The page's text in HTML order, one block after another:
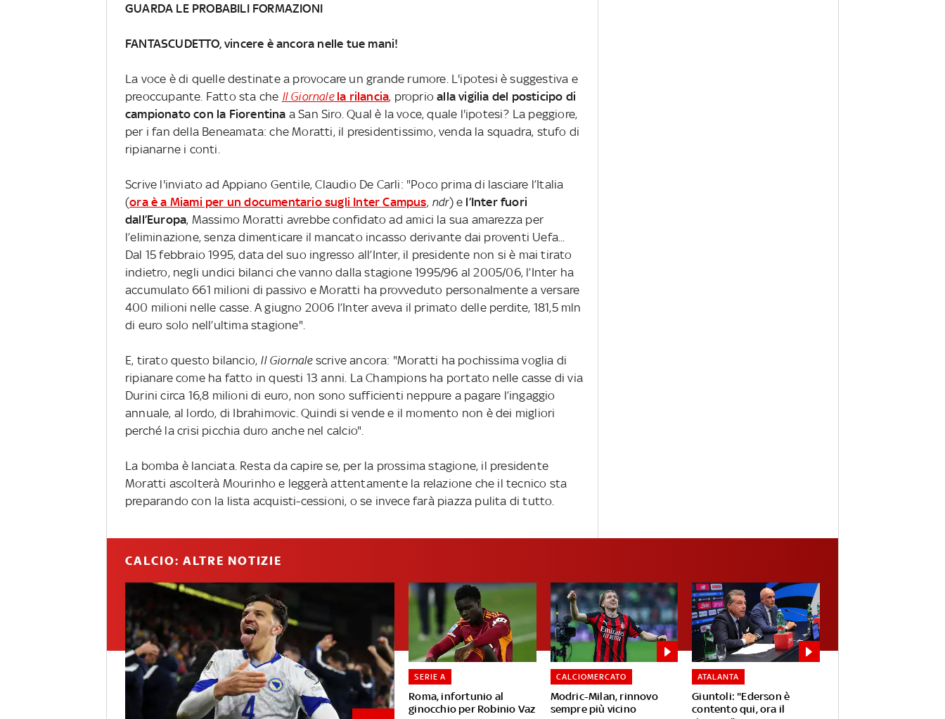
GUARDA LE PROBABILI FORMAZIONI
FANTASCUDETTO, vincere è ancora nelle tue mani!
La voce è di quelle destinate a provocare un grande rumore. L'ipotesi è suggestiva e
preoccupante. Fatto sta che Il Giornalela rilancia, proprioalla vigilia del posticipo di
campionato con la Fiorentina a San Siro. Qual è la voce, quale l'ipotesi? La peggiore,
per i fan della Beneamata: che Moratti, il presidentissimo, venda la squadra, stufo di
ripianarne i conti.
Scrive l'inviato ad Appiano Gentile, Claudio De Carli: "Poco prima di lasciare l’Italia
(ora è a Miami per un documentario sugli Inter Campus, ndr) e l’Inter fuori
dall’Europa, Massimo Moratti avrebbe confidato ad amici la sua amarezza per
l’eliminazione, senza dimenticare il mancato incasso derivante dai proventi Uefa...
Dal 15 febbraio 1995, data del suo ingresso all’Inter, il presidente non si è mai tirato
indietro, negli undici bilanci che vanno dalla stagione 1995/96 al 2005/06, l’Inter ha
accumulato 661 milioni di passivo e Moratti ha provveduto personalmente a versare
400 milioni nelle casse. A giugno 2006 l’Inter aveva il primato delle perdite, 181,5 mln
di euro solo nell’ultima stagione".
E, tirato questo bilancio, Il Giornalescrive ancora: "Moratti ha pochissima voglia di
ripianare come ha fatto in questi 13 anni. La Champions ha portato nelle casse di via
Durini circa 16,8 milioni di euro, non sono sufficienti neppure a pagare l’ingaggio
annuale, al lordo, di Ibrahimovic. Quindi si vende e il momento non è dei migliori
perché la crisi picchia duro anche nel calcio".
La bomba è lanciata. Resta da capire se, per la prossima stagione, il presidente
Moratti ascolterà Mourinho e leggerà attentamente la relazione che il tecnico sta
preparando con la lista acquisti-cessioni, o se invece farà piazza pulita di tutto.
CALCIO: ALTRE NOTIZIE
Roma, infortunio al
ginocchio per Robinio Vaz
SERIE A
Modric-Milan, rinnovo
sempre più vicino
CALCIOMERCATO
Giuntoli: "Ederson è
contento qui, ora il
ATALANTA